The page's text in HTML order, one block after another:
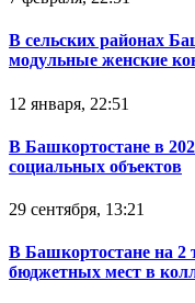
В сельских районах
модульные женские
12 января, 22:51
В Башкортостане в
социальных объектов
29 сентября, 13:21
В Башкортостане на 2
бюджетных мест в